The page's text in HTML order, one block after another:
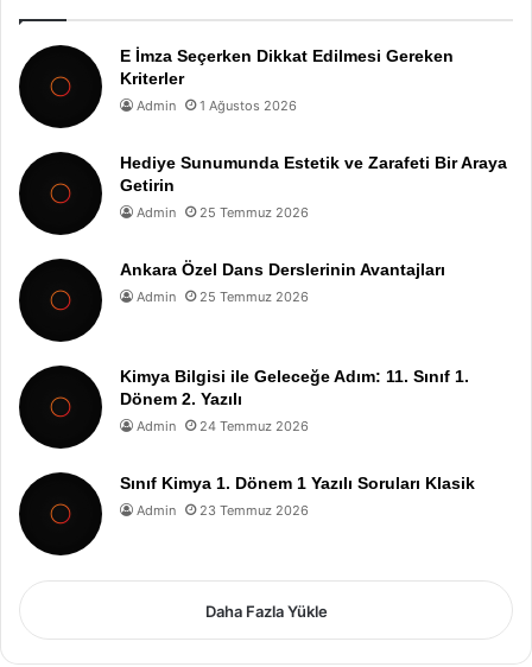
E İmza Seçerken Dikkat Edilmesi Gereken
Kriterler
Admin 1 Ağustos 2026
Hediye Sunumunda Estetik ve Zarafeti Bir Araya
Getirin
Admin 25 Temmuz 2026
Ankara Özel Dans Derslerinin Avantajları
Admin 25 Temmuz 2026
Kimya Bilgisi ile Geleceğe Adım: 11. Sınıf 1.
Dönem 2. Yazılı
Admin 24 Temmuz 2026
Sınıf Kimya 1. Dönem 1 Yazılı Soruları Klasik
Admin 23 Temmuz 2026
Daha Fazla Yükle